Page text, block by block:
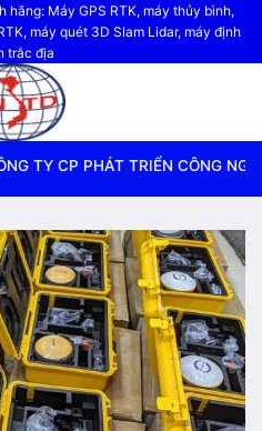
hãng: Máy GPS RTK, máy thủy bình,
máy quét 3D Slam Lidar, máy định
trắc địa
PHÁT TRIỂN CÔNG NGHỆ